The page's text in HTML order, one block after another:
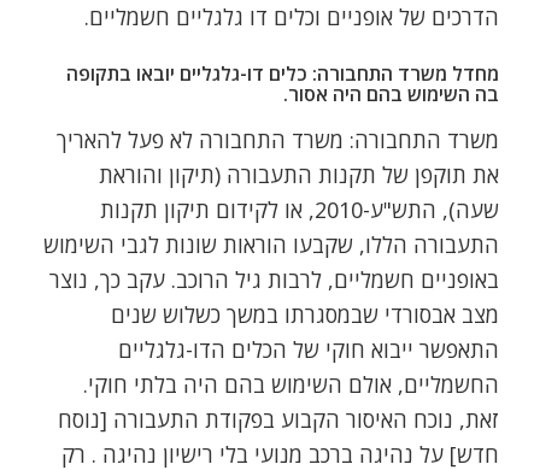
הדרכים של אופניים וכלים דו גלגליים חשמליים.
מחדל משרד התחבורה: כלים דו-גלגליים יובאו בתקופה
בה השימוש בהם היה אסור.
משרד התחבורה: משרד התחבורה לא פעל להאריך
את תוקפן של תקנות התעבורה (תיקון והוראת
שעה), התש"ע-2010, או לקידום תיקון תקנות
התעבורה הללו, שקבעו הוראות שונות לגבי השימוש
באופניים חשמליים, לרבות גיל הרוכב. עקב כך, נוצר
מצב אבסורדי שבמסגרתו במשך כשלוש שנים
התאפשר ייבוא חוקי של הכלים הדו-גלגליים
החשמליים, אולם השימוש בהם היה בלתי חוקי.
זאת, נוכח האיסור הקבוע בפקודת התעבורה [נוסח
חדש] על נהיגה ברכב מנועי בלי רישיון נהיגה . רק